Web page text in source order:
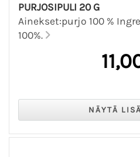
PURJOSIPULI 20 G
Ainekset:purjo 100 %
100%.